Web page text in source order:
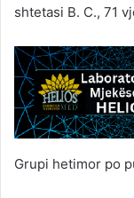
shtetasi B. C., 71
Grupi hetimor po